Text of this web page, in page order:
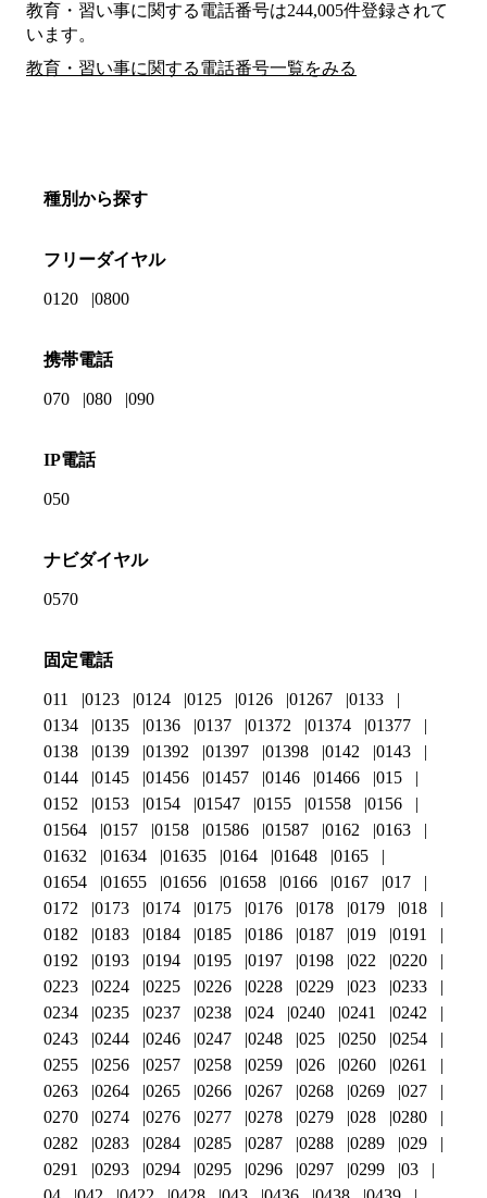
教育・習い事に関する電話番号は244,005件登録されて
います。
教育・習い事に関する電話番号一覧をみる
種別から探す
フリーダイヤル
0120 0800
携帯電話
070 080 090
IP電話
050
ナビダイヤル
0570
固定電話
011 0123 0124 0125 0126 01267
0133
0134
0135 0136 0137 01372 01374
01377
0138
0139 01392 01397 01398 0142
0143
0144
0145 01456 01457 0146 01466
015
0152
0153 0154 01547 0155 01558
0156
01564
0157 0158 01586 01587 0162
0163
01632
01634 01635 0164 01648
0165
01654
01655 01656 01658 0166 0167
017
0172
0173 0174 0175 0176 0178 0179
018
0182
0183 0184 0185 0186 0187 019
0191
0192
0193 0194 0195 0197 0198 022
0220
0223
0224 0225 0226 0228 0229 023
0233
0234
0235 0237 0238 024 0240 0241
0242
0243
0244 0246 0247 0248 025 0250
0254
0255
0256 0257 0258 0259 026 0260
0261
0263
0264 0265 0266 0267 0268 0269
027
0270
0274 0276 0277 0278 0279 028
0280
0282
0283 0284 0285 0287 0288 0289
029
0291
0293 0294 0295 0296 0297 0299
03